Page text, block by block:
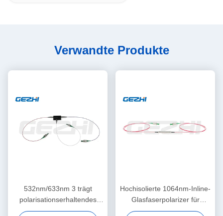
Verwandte Produkte
532nm/633nm 3 trägt
polarisationserhaltendes
optisches Zirkulator-TGG,
Hochisolierte 1064nm-Inline-
Glasfaserpolarizer für